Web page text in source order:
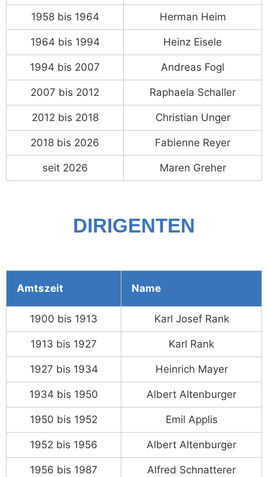
1958 bis 1964 Herman Heim
1964 bis 1994 Heinz Eisele
1994 bis 2007 Andreas Fogl
2007 bis 2012 Raphaela Schaller
2012 bis 2018 Christian Unger
2018 bis 2026 Fabienne Reyer
seit 2026 Maren Greher
DIRIGENTEN
Amtszeit Name
1900 bis 1913 Karl Josef Rank
1913 bis 1927 Karl Rank
1927 bis 1934 Heinrich Mayer
1934 bis 1950 Albert Altenburger
1950 bis 1952 Emil Applis
1952 bis 1956 Albert Altenburger
1956 bis 1987 Alfred Schnatterer